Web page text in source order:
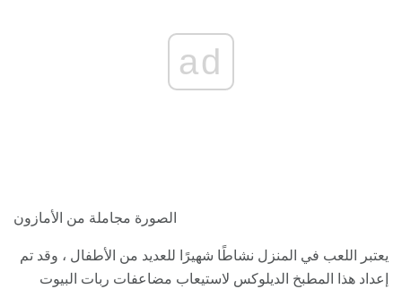
ad
الصورة مجاملة من الأمازون
يعتبر اللعب في المنزل نشاطًا شهيرًا للعديد من الأطفال ، وقد تم
إعداد هذا المطبخ الديلوكس لاستيعاب مضاعفات ربات البيوت